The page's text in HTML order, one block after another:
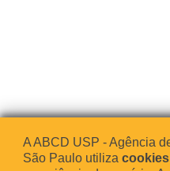
A ABCD USP - Agência
São Paulo utiliza cookies